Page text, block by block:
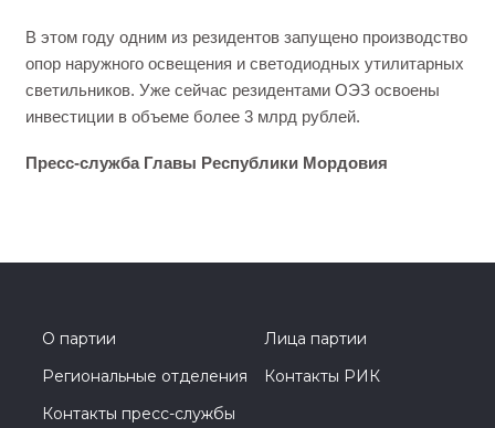
В этом году одним из резидентов запущено производство
опор наружного освещения и светодиодных утилитарных
светильников. Уже сейчас резидентами ОЭЗ освоены
инвестиции в объеме более 3 млрд рублей.
Пресс-служба Главы Республики Мордовия
О партии
Лица партии
Региональные отделения
Контакты РИК
Контакты пресс-службы